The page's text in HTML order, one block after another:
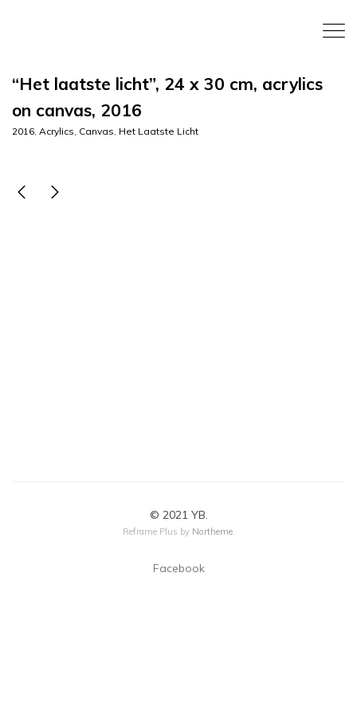
“Het laatste licht”, 24 x 30 cm, acrylics
on canvas, 2016
2016, Acrylics, Canvas, Het Laatste Licht
© 2021 YB.
Reframe Plus by Northeme.
Facebook